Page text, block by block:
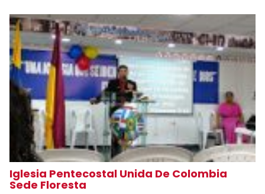
Iglesia Pentecostal Unida De Colombia
Sede Floresta